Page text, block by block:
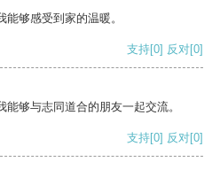
够感受到家的温暖。
支持[0] 反对[0]
够与志同道合的朋友一起交流。
支持[0] 反对[0]